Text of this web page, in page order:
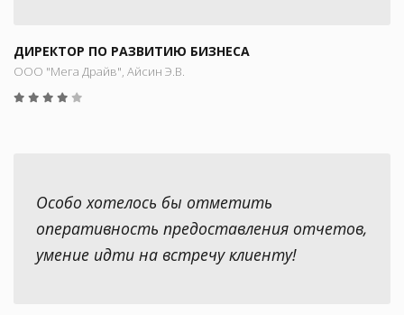
ДИРЕКТОР ПО РАЗВИТИЮ БИЗНЕСА
ООО "Мега Драйв", Айсин Э.В.
Особо хотелось бы отметить
оперативность предоставления отчетов,
умение идти на встречу клиенту!